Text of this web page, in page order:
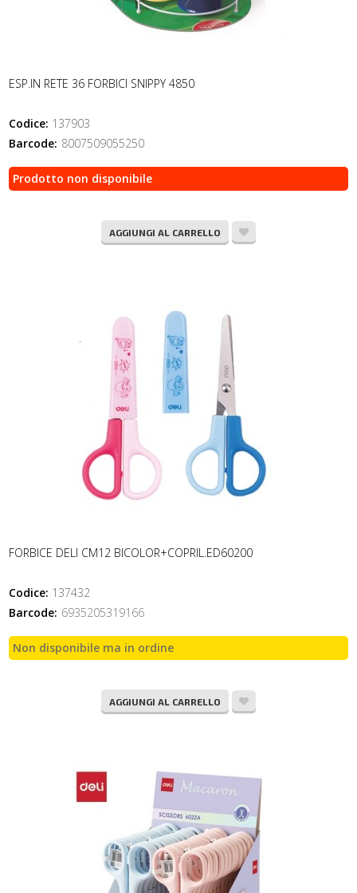
ESP.IN RETE 36 FORBICI SNIPPY 4850
Codice: 137903
Barcode: 8007509055250
Prodotto non disponibile
AGGIUNGI AL CARRELLO
FORBICE DELI CM12 BICOLOR+COPRIL.ED60200
Codice: 137432
Barcode: 6935205319166
Non disponibile ma in ordine
AGGIUNGI AL CARRELLO